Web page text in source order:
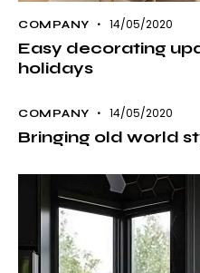
COMPANY 14/05/2020
Easy decorating
holidays
COMPANY 14/05/2020
Bringing old world